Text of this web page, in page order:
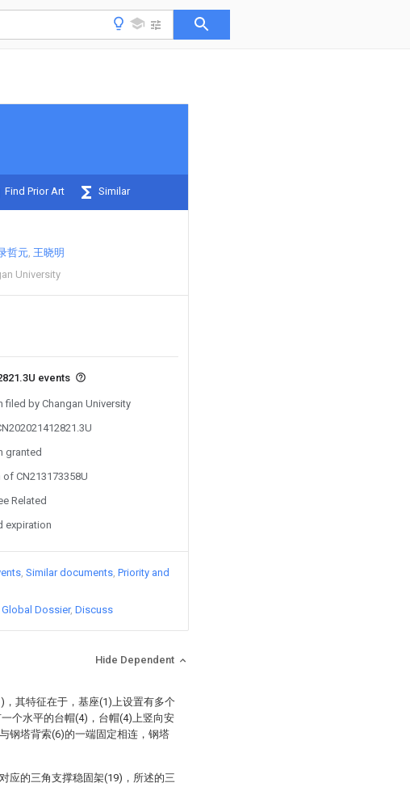
Find Prior Art Similar
哲元 王晓明
University
events
filed by Changan University
granted
CN213173358U
Related
expiration
Similar documents Priority and
Global Dossier Discuss
Hide Dependent
其特征在于，基座(1)上设置有多个
个水平的台帽(4)，台帽(4)上竖向安
钢塔背索(6)的一端固定相连，钢塔
应的三角支撑稳固架(19)，所述的三